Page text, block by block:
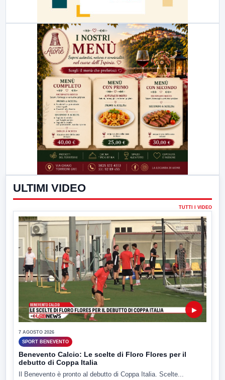
ULTIMI VIDEO
TUTTI I VIDEO
▶
7 AGOSTO 2026
SPORT BENEVENTO
Benevento Calcio: Le scelte di Floro Flores per il
debutto di Coppa Italia
Il Benevento è pronto al debutto di Coppa Italia. Scelte...